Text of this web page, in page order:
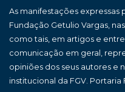
As manifestações expressas
Fundação Getulio Vargas,
como tais, em artigos e
comunicação em geral,
opiniões dos seus autores e
institucional da FGV. Portaria